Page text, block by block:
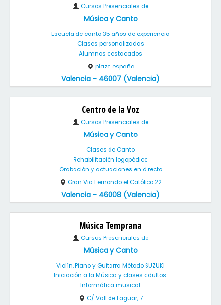
Cursos Presenciales de
Música y Canto
Escuela de canto 35 años de experiencia
Clases personalizadas
Alumnos destacados
plaza españa
Valencia - 46007 (Valencia)
Centro de la Voz
Cursos Presenciales de
Música y Canto
Clases de Canto
Rehabilitación logopédica
Grabación y actuaciones en directo
Gran Via Fernando el Católico 22
Valencia - 46008 (Valencia)
Música Temprana
Cursos Presenciales de
Música y Canto
Violín, Piano y Guitarra Método SUZUKI
Iniciación a la Música y clases adultos.
Informática musical.
C/ Vall de Laguar, 7